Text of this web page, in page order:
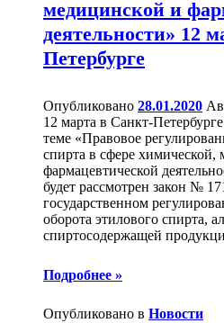
медицинской и
деятельности» 12
Петербурге
Опубликовано 28.01.2020
12 марта в Санкт-
теме «Правовое
спирта в сфере химической,
фармацевтической
будет рассмотрен закон №
государственном
оборота этилового спирта,
спиртосодержащей
Подробнее »
Опубликовано в Новости